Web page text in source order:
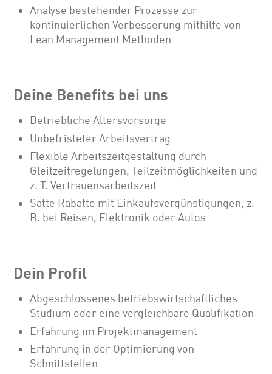
Analyse bestehender Prozesse zur
kontinuierlichen Verbesserung mithilfe von
Lean Management Methoden
Deine Benefits bei uns
Betriebliche Altersvorsorge
Unbefristeter Arbeitsvertrag
Flexible Arbeitszeitgestaltung durch
Gleitzeitregelungen, Teilzeitmöglichkeiten und
z. T. Vertrauensarbeitszeit
Satte Rabatte mit Einkaufsvergünstigungen, z.
B. bei Reisen, Elektronik oder Autos
Dein Profil
Abgeschlossenes betriebswirtschaftliches
Studium oder eine vergleichbare Qualifikation
Erfahrung im Projektmanagement
Erfahrung in der Optimierung von
Schnittstellen